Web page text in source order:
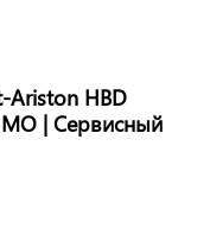
Ariston HBD
МО | Сервисный